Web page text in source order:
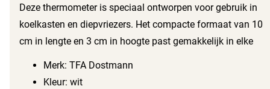
Deze thermometer is speciaal ontworpen voor gebruik in
koelkasten en diepvriezers. Het compacte formaat van 10
cm in lengte en 3 cm in hoogte past gemakkelijk in elke
Merk: TFA Dostmann
Kleur: wit